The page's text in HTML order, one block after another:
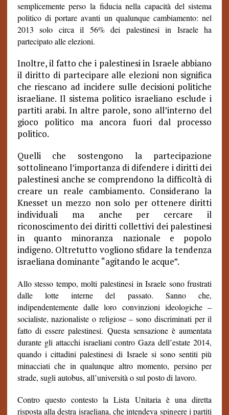
semplicemente perso la fiducia nella capacità del sistema
politico di portare avanti un qualunque cambiamento: nel
2013 solo circa il 56% dei palestinesi in Israele ha
partecipato alle elezioni.
Inoltre, il fatto che i palestinesi in Israele abbiano
il diritto di partecipare alle elezioni non significa
che riescano ad incidere sulle decisioni politiche
israeliane. Il sistema politico israeliano esclude i
partiti arabi. In altre parole, sono all’interno del
gioco politico ma ancora fuori dal processo
politico.
Quelli che sostengono la partecipazione
sottolineano l’importanza di difendere i diritti dei
palestinesi anche se comprendono la difficoltà di
creare un reale cambiamento. Considerano la
Knesset un mezzo non solo per ottenere diritti
individuali ma anche per cercare il
riconoscimento dei diritti collettivi dei palestinesi
in quanto minoranza nazionale e popolo
indigeno. Oltretutto vogliono sfidare la tendenza
israeliana dominante “agitando le acque”.
Allo stesso tempo, molti palestinesi in Israele sono frustrati
dalle lotte interne del passato. Sanno che,
indipendentemente dalle loro convinzioni ideologiche –
socialiste, nazionaliste o religiose – sono discriminati per il
fatto di essere palestinesi. Questa sensazione è aumentata
durante gli attacchi israeliani contro Gaza dell’estate 2014,
quando i cittadini palestinesi di Israele si sono sentiti più
minacciati che in qualunque altro momento, persino per
strade, sugli autobus, all’università o sul posto di lavoro.
Contro questo contesto la Lista Unitaria è una diretta
risposta alla destra israeliana, che intendeva spingere i partiti